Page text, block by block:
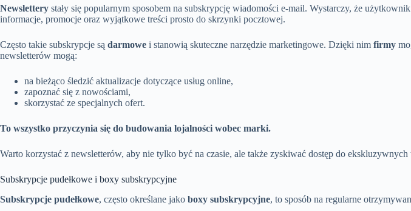
Newslettery stały się popularnym sposobem na subskrypcję wiadomości e-mail. Wystarczy, że
informacje, promocje oraz wyjątkowe treści prosto do skrzynki pocztowej.
Często takie subskrypcje są darmowe i stanowią skuteczne narzędzie marketingowe. Dzięki nim firmy
newsletterów mogą:
na bieżąco śledzić aktualizacje dotyczące usług online,
zapoznać się z nowościami,
skorzystać ze specjalnych ofert.
To wszystko przyczynia się do budowania lojalności wobec marki.
Warto korzystać z newsletterów, aby nie tylko być na czasie, ale także zyskiwać dostęp do ekskluzywnych
Subskrypcje pudełkowe i boxy subskrypcyjne
Subskrypcje pudełkowe, często określane jako boxy subskrypcyjne, to sposób na regularne